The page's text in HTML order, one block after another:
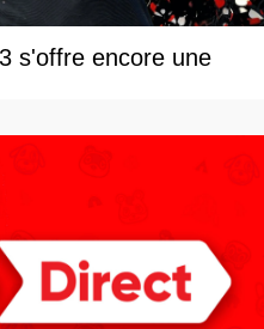
s'offre encore une